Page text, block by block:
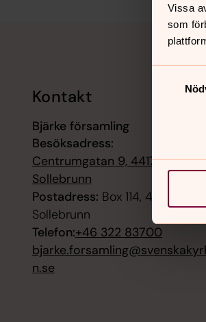
Vissa
som
Kontakt
Bjärke församling
Besöksadress:
Centrumgatan 9, 44170
Sollebrunn
Postadress: Box 114, 44111
Sollebrunn
Telefon:+46 322 83700
n.se